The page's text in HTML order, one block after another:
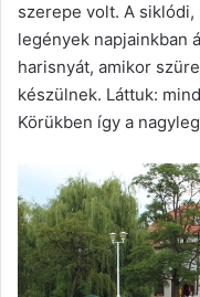
szerepe volt. A
legények napjainkban
harisnyát, amikor
készülnek. Láttuk:
Körükben így a